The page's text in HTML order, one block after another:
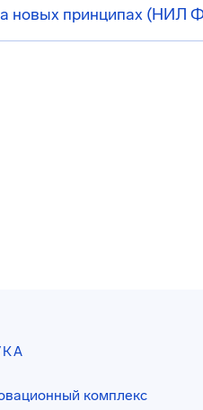
новых принципах (НИЛ
комплекс